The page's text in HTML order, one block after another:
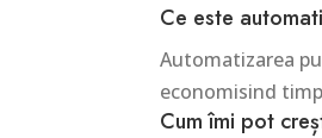
Ce este
Automatizarea
economisind
Cum îmi pot